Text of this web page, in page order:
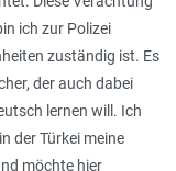
ich zur Polizei
zuständig ist. Es
der auch dabei
lernen will. Ich
der Türkei meine
möchte hier